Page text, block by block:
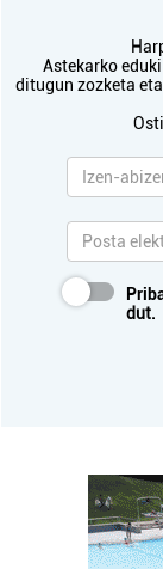
Astekarko
ditugun zozketa
dut.